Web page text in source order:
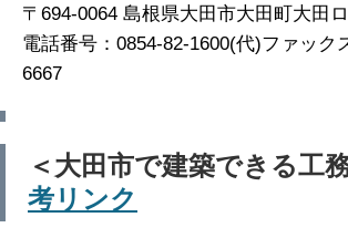
〒694-0064 島根県大田市大田町大田
電話番号：0854-82-1600(代)ファック
6667
＜大田市で建築できる工
考リンク